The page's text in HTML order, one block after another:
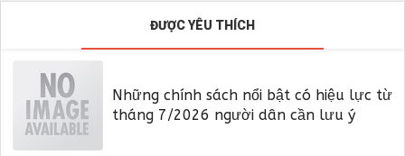
ĐƯỢC YÊU THÍCH
Những chính sách nổi bật có hiệu lực từ
tháng 7/2026 người dân cần lưu ý